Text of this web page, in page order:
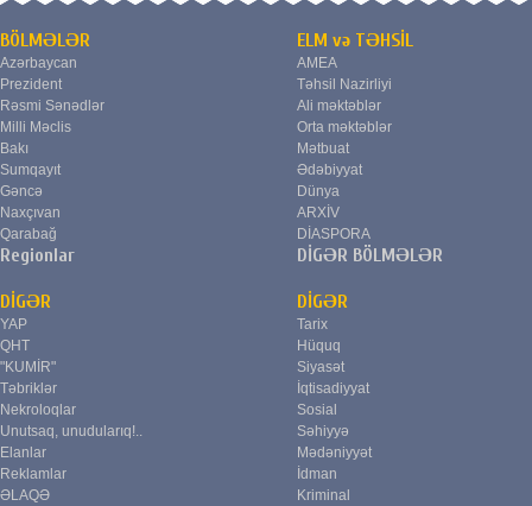
BÖLMƏLƏR
Azərbaycan
Prezident
Rəsmi Sənədlər
Milli Məclis
Bakı
Sumqayıt
Gəncə
Naxçıvan
Qarabağ
Regionlar
ELM və TƏHSİL
AMEA
Təhsil Nazirliyi
Ali məktəblər
Orta məktəblər
Mətbuat
Ədəbiyyat
Dünya
ARXİV
DİASPORA
DİGƏR BÖLMƏLƏR
DİGƏR
YAP
QHT
"KUMİR"
Təbriklər
Nekroloqlar
Unutsaq, unudularıq!..
Elanlar
Reklamlar
ƏLAQƏ
DİGƏR
Tarix
Hüquq
Siyasət
İqtisadiyyat
Sosial
Səhiyyə
Mədəniyyət
İdman
Kriminal